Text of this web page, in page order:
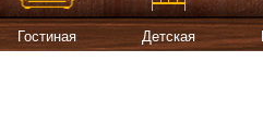
Гостиная Детская